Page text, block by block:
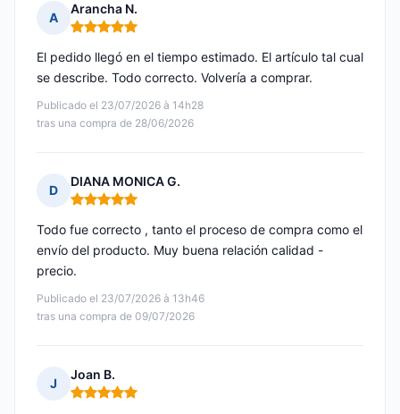
A
Arancha N.
Nota: 5 de 5
Publicado el 23/07/2026 à 14h28
tras una compra de 28/06/2026
El pedido llegó en el tiempo estimado. El artículo tal cual
se describe. Todo correcto. Volvería a comprar.
D
DIANA MONICA G.
Nota: 5 de 5
Publicado el 23/07/2026 à 13h46
tras una compra de 09/07/2026
Todo fue correcto , tanto el proceso de compra como el
envío del producto. Muy buena relación calidad -
precio.
J
Joan B.
Nota: 5 de 5